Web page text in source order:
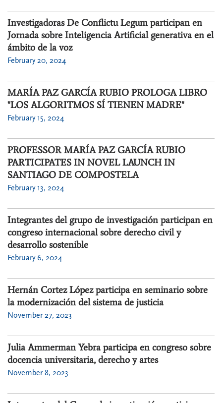
Investigadoras De Conflictu Legum participan en
Jornada sobre Inteligencia Artificial generativa en el
ámbito de la voz
February 20, 2024
MARÍA PAZ GARCÍA RUBIO PROLOGA LIBRO
"LOS ALGORITMOS SÍ TIENEN MADRE"
February 15, 2024
PROFESSOR MARÍA PAZ GARCÍA RUBIO
PARTICIPATES IN NOVEL LAUNCH IN
SANTIAGO DE COMPOSTELA
February 13, 2024
Integrantes del grupo de investigación participan en
congreso internacional sobre derecho civil y
desarrollo sostenible
February 6, 2024
Hernán Cortez López participa en seminario sobre
la modernización del sistema de justicia
November 27, 2023
Julia Ammerman Yebra participa en congreso sobre
docencia universitaria, derecho y artes
November 8, 2023